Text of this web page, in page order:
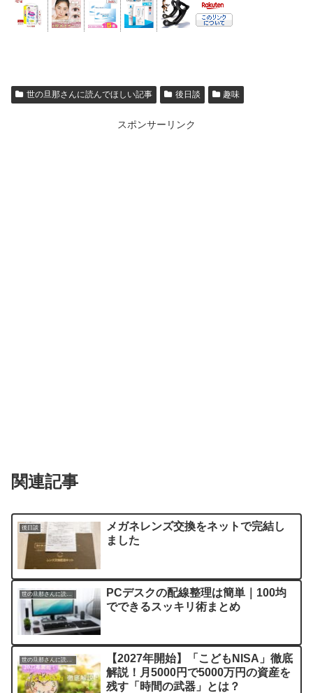
世の旦那さんに読んでほしい記事 後日談 趣味
スポンサーリンク
関連記事
後日談
メガネレンズ交換をネットで完結し
ました
世の旦那さんに読んでほしい記事
PCデスクの配線整理は簡単｜100均
でできるスッキリ術まとめ
世の旦那さんに読んでほしい記事
【2027年開始】「こどもNISA」徹底
解説！月5000円で5000万円の資産を
残す「時間の武器」とは？